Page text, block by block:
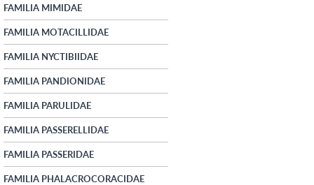
FAMILIA MIMIDAE
FAMILIA MOTACILLIDAE
FAMILIA NYCTIBIIDAE
FAMILIA PANDIONIDAE
FAMILIA PARULIDAE
FAMILIA PASSERELLIDAE
FAMILIA PASSERIDAE
FAMILIA PHALACROCORACIDAE